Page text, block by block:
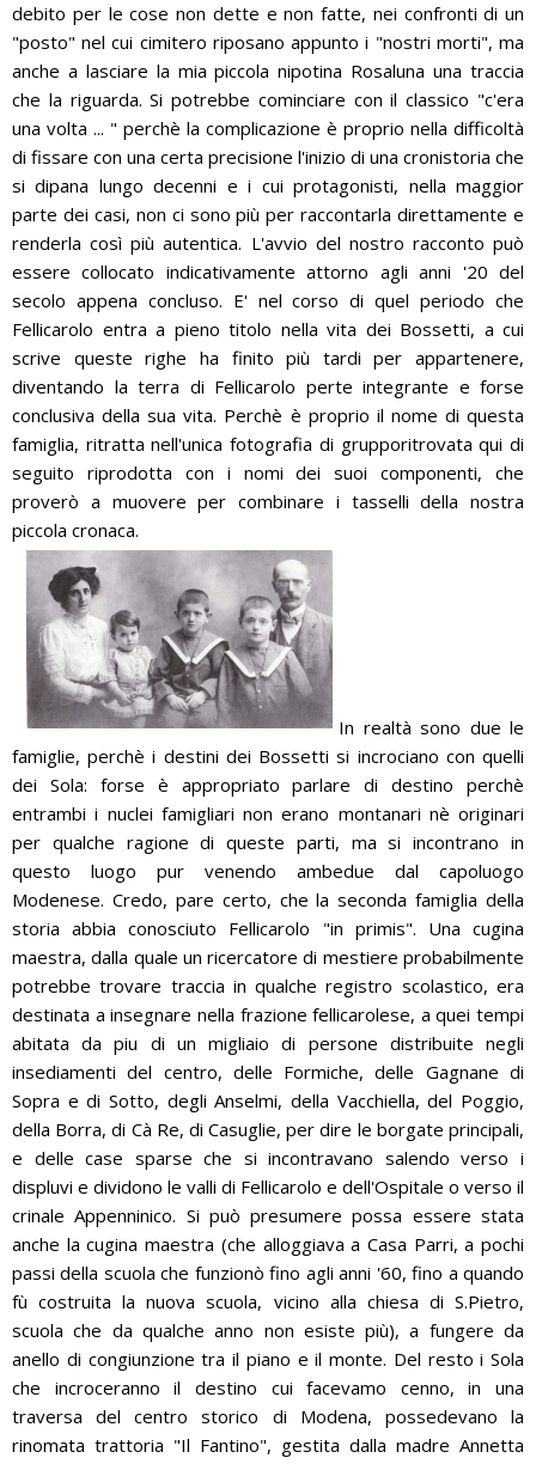
debito per le cose non dette e non fatte, nei confronti di un
"posto" nel cui cimitero riposano appunto i "nostri morti", ma
anche a lasciare la mia piccola nipotina Rosaluna una traccia
che la riguarda. Si potrebbe cominciare con il classico "c'era
una volta ... " perchè la complicazione è proprio nella difficoltà
di fissare con una certa precisione l'inizio di una cronistoria che
si dipana lungo decenni e i cui protagonisti, nella maggior
parte dei casi, non ci sono più per raccontarla direttamente e
renderla così più autentica. L'avvio del nostro racconto può
essere collocato indicativamente attorno agli anni '20 del
secolo appena concluso. E' nel corso di quel periodo che
Fellicarolo entra a pieno titolo nella vita dei Bossetti, a cui
scrive queste righe ha finito più tardi per appartenere,
diventando la terra di Fellicarolo perte integrante e forse
conclusiva della sua vita. Perchè è proprio il nome di questa
famiglia, ritratta nell'unica fotografia di grupporitrovata qui di
seguito riprodotta con i nomi dei suoi componenti, che
proverò a muovere per combinare i tasselli della nostra
piccola cronaca.
In realtà sono due le
famiglie, perchè i destini dei Bossetti si incrociano con quelli
dei Sola: forse è appropriato parlare di destino perchè
entrambi i nuclei famigliari non erano montanari nè originari
per qualche ragione di queste parti, ma si incontrano in
questo luogo pur venendo ambedue dal capoluogo
Modenese. Credo, pare certo, che la seconda famiglia della
storia abbia conosciuto Fellicarolo "in primis". Una cugina
maestra, dalla quale un ricercatore di mestiere probabilmente
potrebbe trovare traccia in qualche registro scolastico, era
destinata a insegnare nella frazione fellicarolese, a quei tempi
abitata da piu di un migliaio di persone distribuite negli
insediamenti del centro, delle Formiche, delle Gagnane di
Sopra e di Sotto, degli Anselmi, della Vacchiella, del Poggio,
della Borra, di Cà Re, di Casuglie, per dire le borgate principali,
e delle case sparse che si incontravano salendo verso i
displuvi e dividono le valli di Fellicarolo e dell'Ospitale o verso il
crinale Appenninico. Si può presumere possa essere stata
anche la cugina maestra (che alloggiava a Casa Parri, a pochi
passi della scuola che funzionò fino agli anni '60, fino a quando
fù costruita la nuova scuola, vicino alla chiesa di S.Pietro,
scuola che da qualche anno non esiste più), a fungere da
anello di congiunzione tra il piano e il monte. Del resto i Sola
che incroceranno il destino cui facevamo cenno, in una
traversa del centro storico di Modena, possedevano la
rinomata trattoria "Il Fantino", gestita dalla madre Annetta